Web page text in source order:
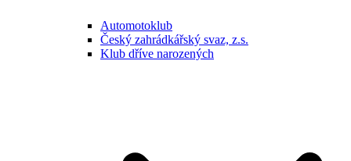
Automotoklub
Český zahrádkářský svaz, z.s.
Klub dříve narozených